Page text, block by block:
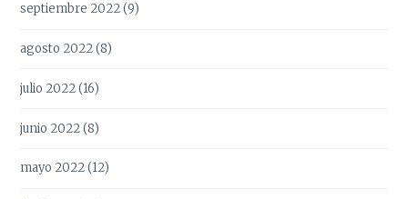
septiembre 2022(9)
agosto 2022(8)
julio 2022(16)
junio 2022(8)
mayo 2022(12)